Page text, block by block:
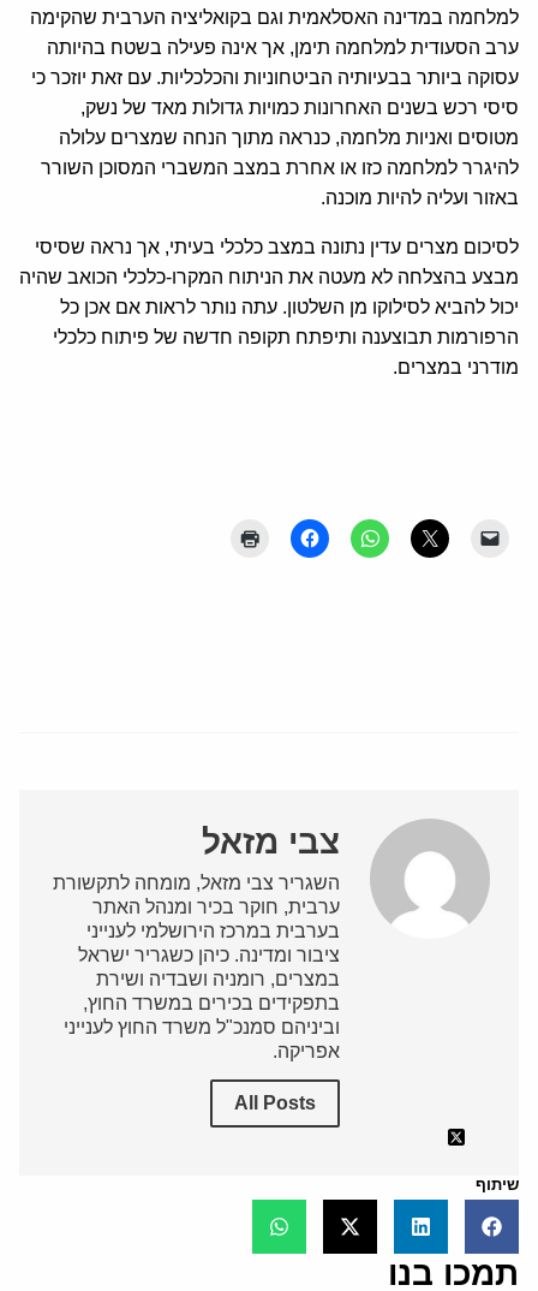
למלחמה במדינה האסלאמית וגם בקואליציה הערבית שהקימה
ערב הסעודית למלחמה תימן, אך אינה פעילה בשטח בהיותה
עסוקה ביותר בבעיותיה הביטחוניות והכלכליות. עם זאת יוזכר כי
סיסי רכש בשנים האחרונות כמויות גדולות מאד של נשק,
מטוסים ואניות מלחמה, כנראה מתוך הנחה שמצרים עלולה
להיגרר למלחמה כזו או אחרת במצב המשברי המסוכן השורר
באזור ועליה להיות מוכנה.
לסיכום מצרים עדין נתונה במצב כלכלי בעיתי, אך נראה שסיסי
מבצע בהצלחה לא מעטה את הניתוח המקרו-כלכלי הכואב שהיה
יכול להביא לסילוקו מן השלטון. עתה נותר לראות אם אכן כל
הרפורמות תבוצענה ותיפתח תקופה חדשה של פיתוח כלכלי
מודרני במצרים.
צבי מזאל
השגריר צבי מזאל, מומחה לתקשורת
ערבית, חוקר בכיר ומנהל האתר
בערבית במרכז הירושלמי לענייני
ציבור ומדינה. כיהן כשגריר ישראל
במצרים, רומניה ושבדיה ושירת
בתפקידים בכירים במשרד החוץ,
וביניהם סמנכ"ל משרד החוץ לענייני
אפריקה.
All Posts
שיתוף
תמכו בנו